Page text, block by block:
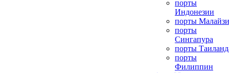
порты
Индонезии
порты
порты
Сингапура
порты
порты
Филиппин